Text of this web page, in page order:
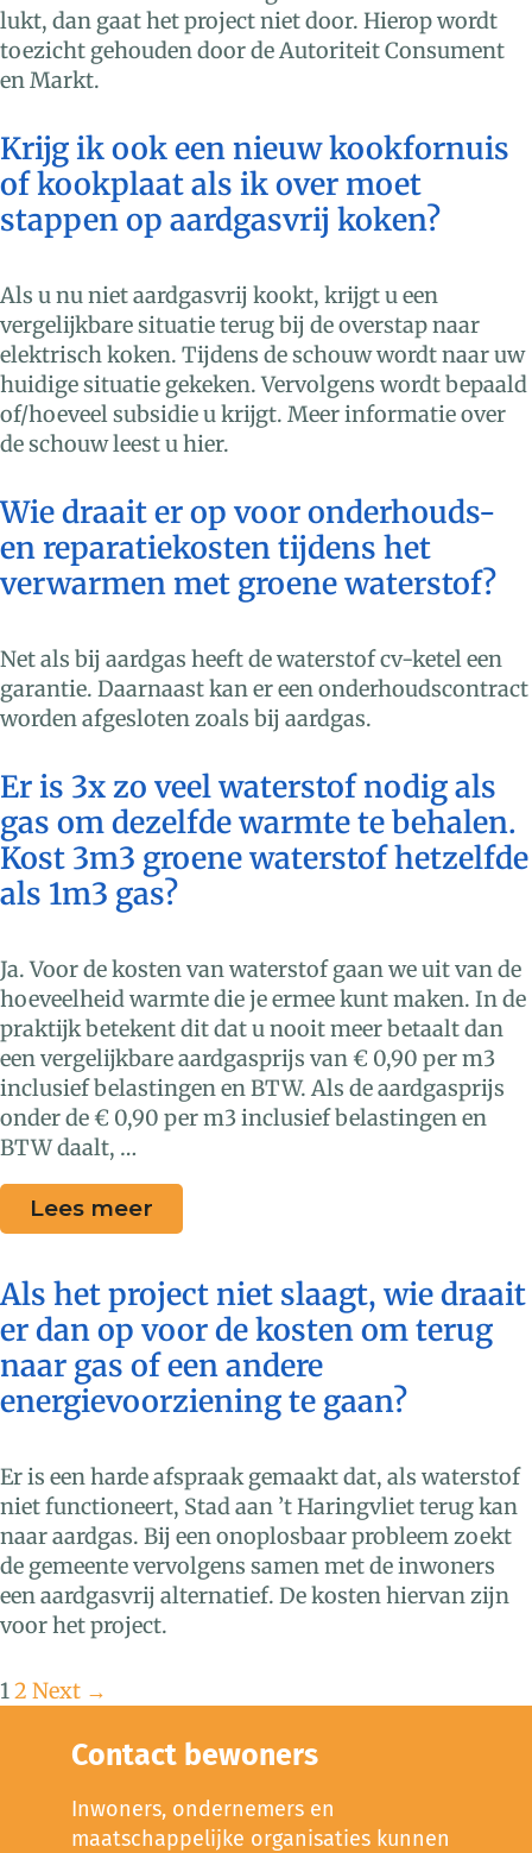
lukt, dan gaat het project niet door. Hierop wordt
toezicht gehouden door de Autoriteit Consument
en Markt.
Krijg ik ook een nieuw kookfornuis
of kookplaat als ik over moet
stappen op aardgasvrij koken?
Als u nu niet aardgasvrij kookt, krijgt u een
vergelijkbare situatie terug bij de overstap naar
elektrisch koken. Tijdens de schouw wordt naar uw
huidige situatie gekeken. Vervolgens wordt bepaald
of/hoeveel subsidie u krijgt. Meer informatie over
de schouw leest u hier.
Wie draait er op voor onderhouds-
en reparatiekosten tijdens het
verwarmen met groene waterstof?
Net als bij aardgas heeft de waterstof cv-ketel een
garantie. Daarnaast kan er een onderhoudscontract
worden afgesloten zoals bij aardgas.
Er is 3x zo veel waterstof nodig als
gas om dezelfde warmte te behalen.
Kost 3m3 groene waterstof hetzelfde
als 1m3 gas?
Ja. Voor de kosten van waterstof gaan we uit van de
hoeveelheid warmte die je ermee kunt maken. In de
praktijk betekent dit dat u nooit meer betaalt dan
een vergelijkbare aardgasprijs van € 0,90 per m3
inclusief belastingen en BTW. Als de aardgasprijs
onder de € 0,90 per m3 inclusief belastingen en
BTW daalt, …
Lees meer
Als het project niet slaagt, wie draait
er dan op voor de kosten om terug
naar gas of een andere
energievoorziening te gaan?
Er is een harde afspraak gemaakt dat, als waterstof
niet functioneert, Stad aan ’t Haringvliet terug kan
naar aardgas. Bij een onoplosbaar probleem zoekt
de gemeente vervolgens samen met de inwoners
een aardgasvrij alternatief. De kosten hiervan zijn
voor het project.
12 Next →
Contact bewoners
Inwoners, ondernemers en
maatschappelijke organisaties kunnen